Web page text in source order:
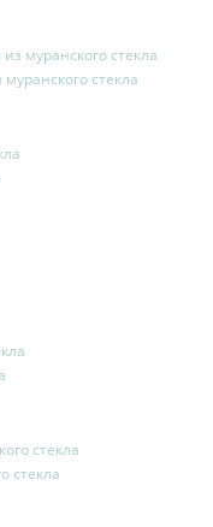
стекла
стекла